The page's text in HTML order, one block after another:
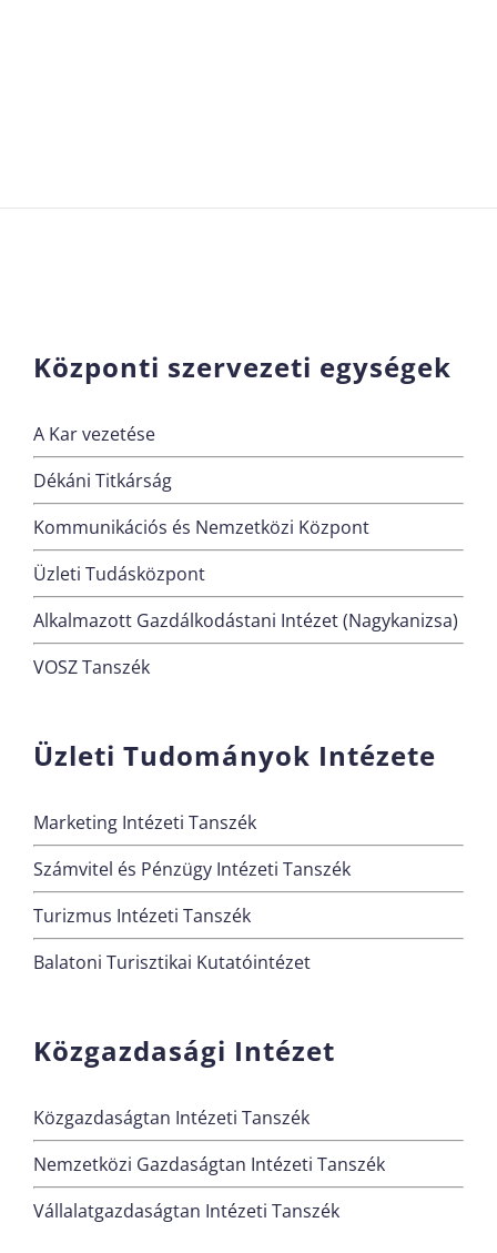
Központi szervezeti egységek
A Kar vezetése
Dékáni Titkárság
Kommunikációs és Nemzetközi Központ
Üzleti Tudásközpont
Alkalmazott Gazdálkodástani Intézet (Nagykanizsa)
VOSZ Tanszék
Üzleti Tudományok Intézete
Marketing Intézeti Tanszék
Számvitel és Pénzügy Intézeti Tanszék
Turizmus Intézeti Tanszék
Balatoni Turisztikai Kutatóintézet
Közgazdasági Intézet
Közgazdaságtan Intézeti Tanszék
Nemzetközi Gazdaságtan Intézeti Tanszék
Vállalatgazdaságtan Intézeti Tanszék